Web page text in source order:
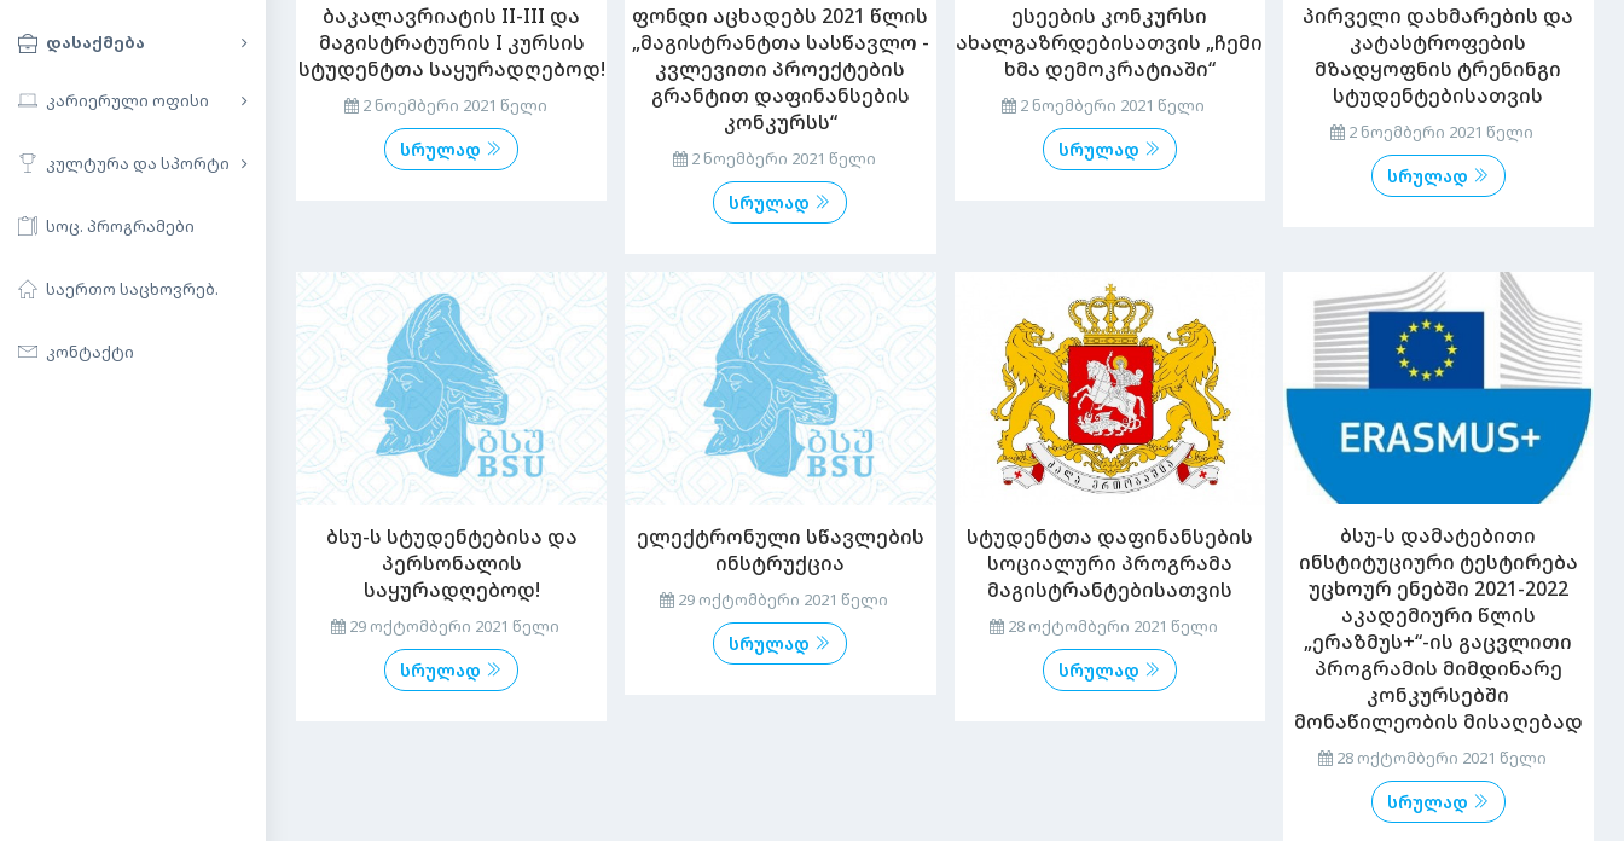
დასაქმება
კარიერული ოფისი
კულტურა და სპორტი
სოც. პროგრამები
საერთო საცხოვრებ.
კონტაქტი
ბაკალავრიატის II-III და
მაგისტრატურის I კურსის
სტუდენტთა საყურადღებოდ!
2 ნოემბერი 2021 წელი
სრულად
ფონდი აცხადებს 2021 წლის
„მაგისტრანტთა სასწავლო -
კვლევითი პროექტების
გრანტით დაფინანსების
კონკურსს“
2 ნოემბერი 2021 წელი
სრულად
ესეების კონკურსი
ახალგაზრდებისათვის „ჩემი
ხმა დემოკრატიაში“
2 ნოემბერი 2021 წელი
სრულად
პირველი დახმარების და
კატასტროფების
მზადყოფნის ტრენინგი
სტუდენტებისათვის
2 ნოემბერი 2021 წელი
სრულად
ბსუ-ს სტუდენტებისა და
პერსონალის
საყურადღებოდ!
29 ოქტომბერი 2021 წელი
სრულად
ელექტრონული სწავლების
ინსტრუქცია
29 ოქტომბერი 2021 წელი
სრულად
სტუდენტთა დაფინანსების
სოციალური პროგრამა
მაგისტრანტებისათვის
28 ოქტომბერი 2021 წელი
სრულად
ბსუ-ს დამატებითი
ინსტიტუციური ტესტირება
უცხოურ ენებში 2021-2022
აკადემიური წლის
„ერაზმუს+“-ის გაცვლითი
პროგრამის მიმდინარე
კონკურსებში
მონაწილეობის მისაღებად
28 ოქტომბერი 2021 წელი
სრულად